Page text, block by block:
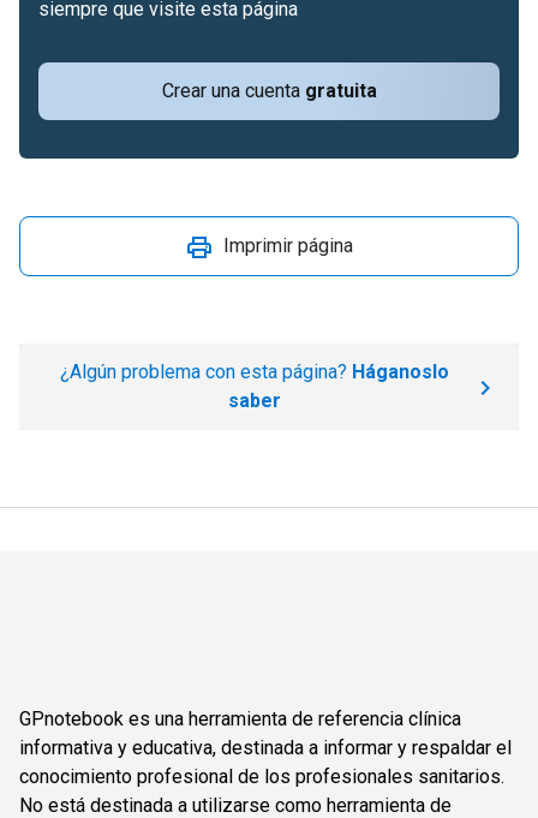
Crear una cuenta gratuita
siempre que visite esta página
Imprimir página
¿Algún problema con esta página? Háganoslo
saber
GPnotebook es una herramienta de referencia clínica
informativa y educativa, destinada a informar y respaldar el
conocimiento profesional de los profesionales sanitarios.
No está destinada a utilizarse como herramienta de